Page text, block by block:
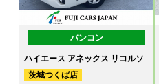
バンコン
ハイエース アネックス リコルソ
茨城つくば店